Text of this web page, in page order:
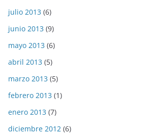
julio 2013 (6)
junio 2013 (9)
mayo 2013 (6)
abril 2013 (5)
marzo 2013 (5)
febrero 2013 (1)
enero 2013 (7)
diciembre 2012 (6)